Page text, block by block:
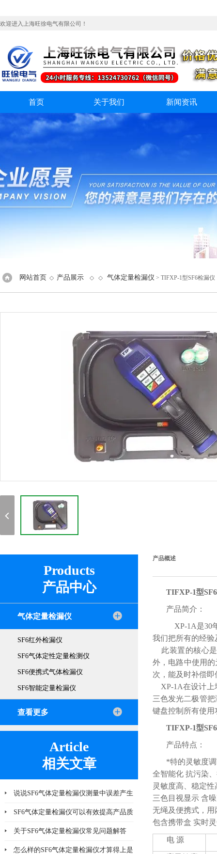
欢迎进入上海旺徐电气有限公司！
首页 关于我们 新闻资讯
网站首页 ◇ 产品展示 ◇ ◇ 气体定量检漏仪 > TIFXP-1型SF6检漏仪
Products
产品中心
气体定量检漏仪
SF6红外检漏仪
SF6气体定性定量检测仪
SF6便携式气体检漏仪
SF6智能定量检漏仪
查看更多
Article
相关文章
说说SF6气体定量检漏仪测量中误差产生
的8个因素
SF6气体定量检漏仪可以有效提高产品质
量
关于SF6气体定量检漏仪常见问题解答
怎么样的SF6气体定量检漏仪才算得上是
产品概述
TIFXP-1型
产品简介：
XP-1A是30
我们把所有的经
此装置的核心是
外，电路中使用
次，能及时补偿
XP-1A在设计上
三色发光二极管
键盘控制所有使
TIFXP-1型
产品特点：
*特的灵敏度
全智能化 抗污染
灵敏度高、稳定
三色目视显示 含
无绳及便携式，
包含携带盒 实时
电 源